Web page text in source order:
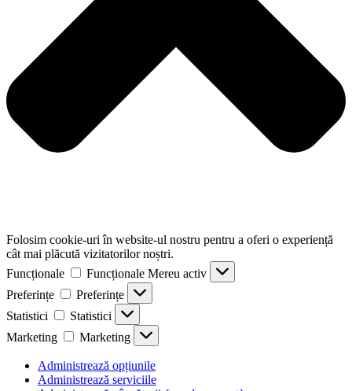
Folosim cookie-uri în website-ul nostru pentru a oferi o experiență
cât mai plăcută vizitatorilor noștri.
Funcționale
Funcționale Mereu activ
Preferințe
Preferințe
Statistici
Statistici
Marketing
Marketing
Administrează opțiunile
Administrează serviciile